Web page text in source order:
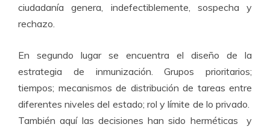
ciudadanía genera, indefectiblemente, sospecha y
rechazo.
En segundo lugar se encuentra el diseño de la
estrategia de inmunización. Grupos prioritarios;
tiempos; mecanismos de distribución de tareas entre
diferentes niveles del estado; rol y límite de lo privado.
También aquí las decisiones han sido herméticas y